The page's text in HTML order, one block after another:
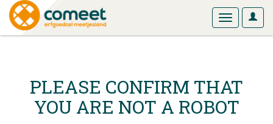
User
Toggle
PLEASE CONFIRM THAT
YOU ARE NOT A ROBOT